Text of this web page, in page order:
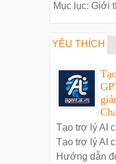
Mục lục: Giới
YÊU THÍCH
Tạo trợ lý AI
Tạo trợ lý AI
Hướng dẫn